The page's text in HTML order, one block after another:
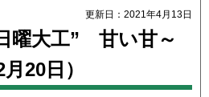
更新日：2021年4月13日
曜大工” 甘い甘～
20日）